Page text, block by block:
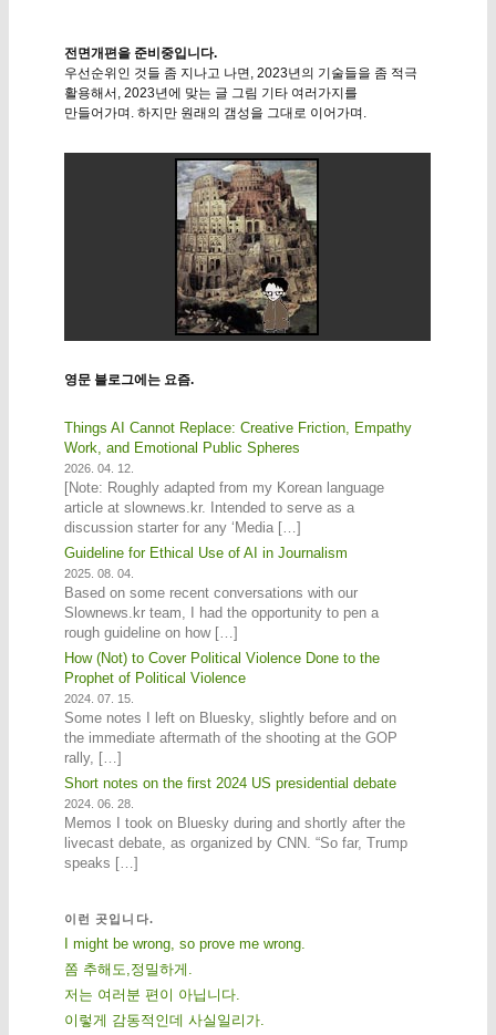
전면개편을 준비중입니다.
우선순위인 것들 좀 지나고 나면, 2023년의 기술들을 좀 적극
활용해서, 2023년에 맞는 글 그림 기타 여러가지를
만들어가며. 하지만 원래의 갬성을 그대로 이어가며.
영문 블로그에는 요즘.
Things AI Cannot Replace: Creative Friction, Empathy
Work, and Emotional Public Spheres
2026. 04. 12.
[Note: Roughly adapted from my Korean language
article at slownews.kr. Intended to serve as a
discussion starter for any ‘Media […]
Guideline for Ethical Use of AI in Journalism
2025. 08. 04.
Based on some recent conversations with our
Slownews.kr team, I had the opportunity to pen a
rough guideline on how […]
How (Not) to Cover Political Violence Done to the
Prophet of Political Violence
2024. 07. 15.
Some notes I left on Bluesky, slightly before and on
the immediate aftermath of the shooting at the GOP
rally, […]
Short notes on the first 2024 US presidential debate
2024. 06. 28.
Memos I took on Bluesky during and shortly after the
livecast debate, as organized by CNN. “So far, Trump
speaks […]
이런 곳입니다.
I might be wrong, so prove me wrong.
쫌 추해도,정밀하게.
저는 여러분 편이 아닙니다.
이렇게 감동적인데 사실일리가.